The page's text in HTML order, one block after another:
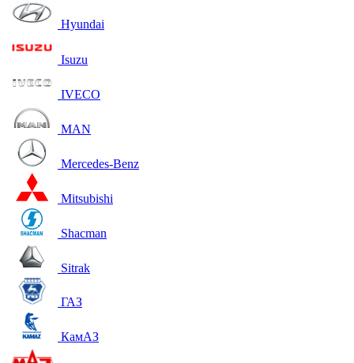
Hyundai
Isuzu
IVECO
MAN
Mercedes-Benz
Mitsubishi
Shacman
Sitrak
ГАЗ
КамАЗ